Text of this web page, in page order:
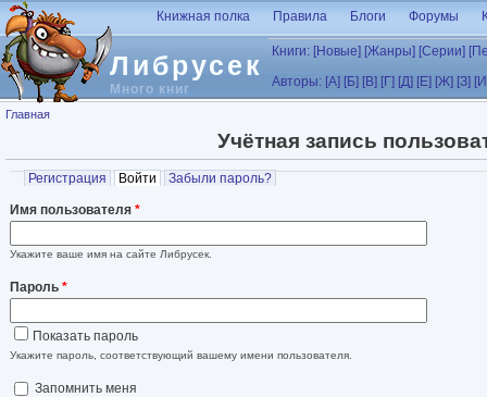
Перейти к основному содержанию
Либрусек
Много книг
Книжная полка Правила Блоги Форумы
Книги: [Новые] [Жанры] [Серии]
Авторы: [А] [Б] [В] [Г] [Д] [Е] [Ж] [З]
Вы здесь
Главная
Учётная запись
Главные вкладки
Регистрация Войти (активная вкладка)
Забыли пароль?
Имя пользователя *
Укажите ваше имя на сайте Либрусек.
Пароль *
Показать пароль
Укажите пароль, соответствующий вашему имени пользователя.
Запомнить меня